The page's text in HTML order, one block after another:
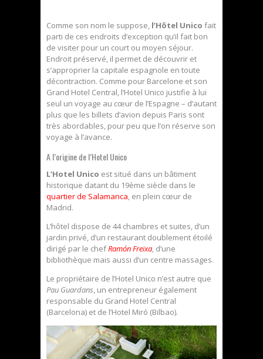
Comme son nom le suppose, l’Hôtel Unico fait
parti de ces endroits d’exception qu’il fait bon
de visiter pour un court ou moyen séjour.
Endroit préservé, il permet de découvrir et
s’approprier la capitale espagnole en toute
décontraction. Comme pour Barcelone et son
Grand Hotel Central, l’Hotel Unico justifie à lui
seul un voyage au cœur de l’Espagne – d’autant
plus que les billets d’avion depuis Paris sont
très abordables, pour peu que l’on réserve son
voyage à l’avance.
A l’origine de l’Hotel Unico
L’Hotel Unico est situé dans un bâtiment
historique datant du 19ème siècle dans le
quartier de Salamanca, en plein cœur de
Madrid.
L’hôtel dispose de 44 chambres et suites, d’un
jardin privé, d’un restaurant doublement étoilé
dirigé par le chefRamón Freixa, d’une
bibliothèque mais aussi d’un centre massages.
Le propriétaire de l’Hotel Unico n’est autre que
Pau Guardans, un entrepreneur également
responsable du Grand Hotel Central
(Barcelona) et de l’Hotel Miró (Bilbao).